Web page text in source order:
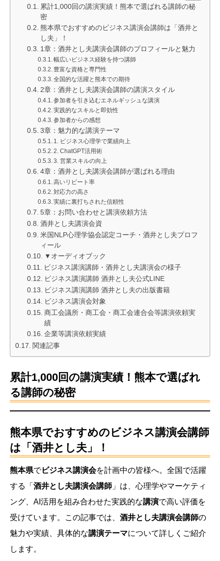
累計1,000回の講演実績！熊本で選ばれる講師の秘
密
熊本県でおすすめのビジネス講演会講師は「酒井と
し夫」！
1章：酒井とし夫講演会講師のプロフィールと魅力
幅広いビジネス経験を持つ講師
豊富な資格と専門性
全国的な活躍と熊本での期待
2章：酒井とし夫講演会講師の講演スタイル
参加者を引き込むエネルギッシュな講演
実践的なスキルと即効性
参加者からの感想
3章：魅力的な講演テーマ
1. ビジネス心理学で業績向上
2. ChatGPT活用術
3. 営業スキルの向上
4章：酒井とし夫講演会講師が選ばれる理由
高いリピート率
対応力の高さ
実績に裏打ちされた信頼性
5章：お問い合わせと講演依頼方法
酒井とし夫講演会資
米国NLP心理学協会認定コーチ・酒井とし夫プロフ
ィール
▼オーディオブック
ビジネス講演講師・酒井とし夫講演会の様子
ビジネス講演講師 酒井とし夫公式LINE
ビジネス講演講師 酒井とし夫の出版書籍
ビジネス講演会対象
商工会議所・商工会・商工会連合会等講演依頼実
績
企業等講演依頼実績
関連記事
累計1,000回の講演実績！熊本で選ばれ
る講師の秘密
熊本県でおすすめのビジネス講演会講師
は「酒井とし夫」！
熊本県でビジネス講演会を計画中の皆様へ。全国で活躍
する「 酒井とし夫講演会講師 」は、心理学やマーケティ
ング、AI活用を組み合わせた実践的な講演で高い評価を
受けています。この記事では、 酒井とし夫講演会講師の
魅力や実績、具体的な講演テーマについて詳しくご紹介
します。